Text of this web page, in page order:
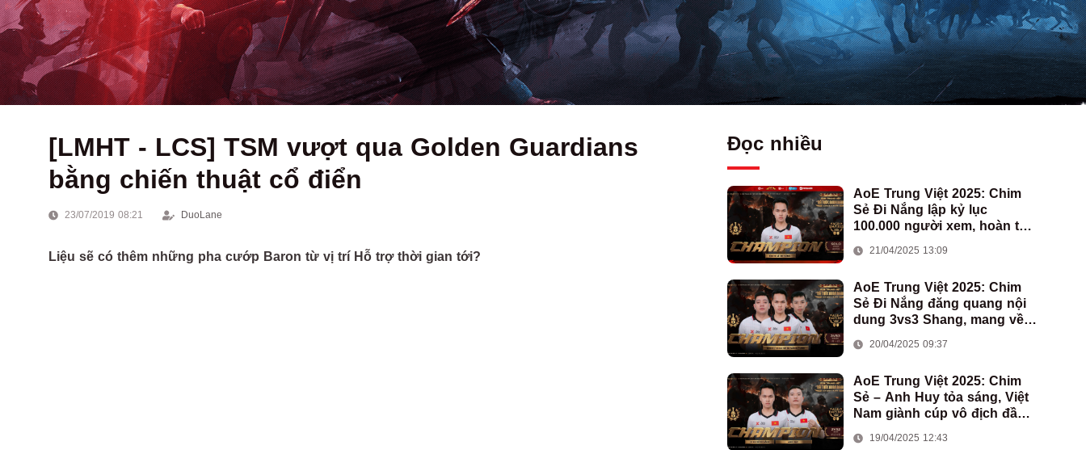
[LMHT - LCS] TSM vượt qua Golden Guardians
bằng chiến thuật cổ điển
23/07/2019 08:21 DuoLane
Liệu sẽ có thêm những pha cướp Baron từ vị trí Hỗ trợ thời gian tới?
Đọc nhiều
AoE Trung Việt 2025: Chim
Sẻ Đi Nắng lập kỷ lục
100.000 người xem, hoàn tất
Việt Nam
21/04/2025 13:09
AoE Trung Việt 2025: Chim
Sẻ Đi Nắng đăng quang nội
dung 3vs3 Shang, mang về
đoàn AoE Việt Nam
20/04/2025 09:37
AoE Trung Việt 2025: Chim
Sẻ – Anh Huy tỏa sáng, Việt
Nam giành cúp vô địch đầu
19/04/2025 12:43